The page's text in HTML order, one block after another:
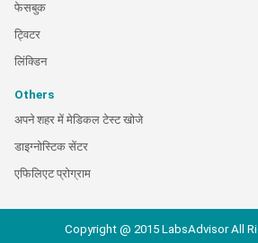
फेसबुक
ट्विटर
लिंक्डिन
Others
अपने शहर में मेडिकल टेस्ट खोजे
डाइग्नोस्टिक सेंटर
एफिलिएट प्रोग्राम
Copyright @ 2015 LabsAdvisor All